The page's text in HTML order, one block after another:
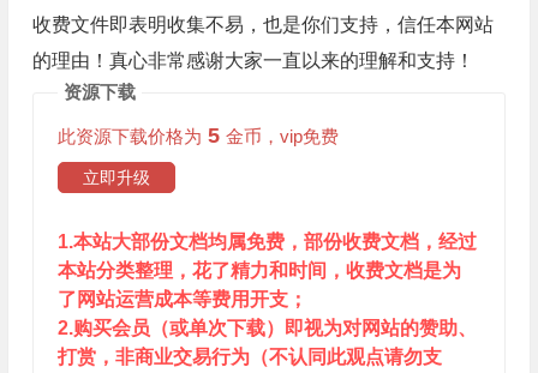
收费文件即表明收集不易，也是你们支持，信任本网站
的理由！真心非常感谢大家一直以来的理解和支持！
资源下载
此资源下载价格为 5 金币，vip免费
立即升级
1.本站大部份文档均属免费，部份收费文档，经过
本站分类整理，花了精力和时间，收费文档是为
了网站运营成本等费用开支；
2.购买会员（或单次下载）即视为对网站的赞助、
打赏，非商业交易行为（不认同此观点请勿支